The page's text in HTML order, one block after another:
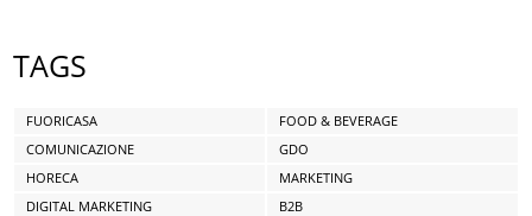
TAGS
FUORICASA
FOOD & BEVERAGE
COMUNICAZIONE
GDO
HORECA
MARKETING
DIGITAL MARKETING
B2B